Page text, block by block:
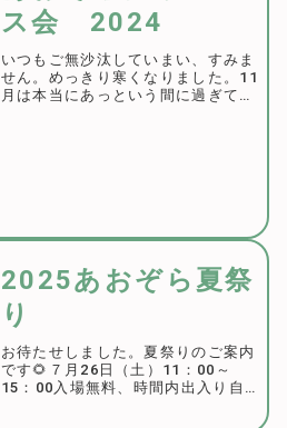
ス会 2024
いつもご無沙汰していまい、すみま
せん。めっきり寒くなりました。11
月は本当にあっという間に過ぎてし
2025あおぞら夏祭
り
お待たせしました。夏祭りのご案内
です🌻７月26日（土）11：00～
15：00入場無料、時間内出入り自